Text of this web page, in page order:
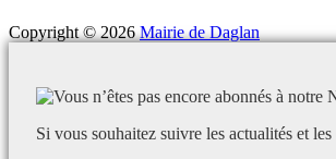
Copyright © 2026Mairie de Daglan
Si vous souhaitez suivre les actualités et